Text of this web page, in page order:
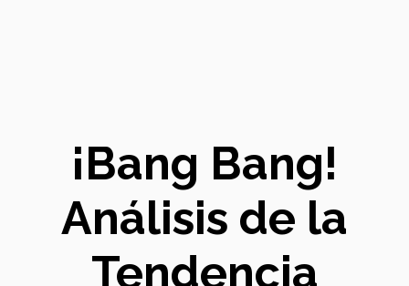
¡Bang Bang!
Análisis de la
Tendencia